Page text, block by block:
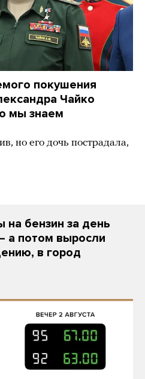
покушения
Чайко
мы знаем
но его дочь пострадала,
на бензин за день
а потом выросли
в город